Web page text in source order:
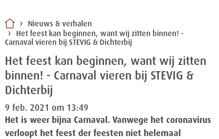
Nieuws & verhalen
Het feest kan beginnen, want wij zitten binnen! -
Carnaval vieren bij STEVIG & Dichterbij
Het feest kan beginnen, want wij zitten
binnen! - Carnaval vieren bij STEVIG &
Dichterbij
9 feb. 2021 om 13:49
Het is weer bijna Carnaval. Vanwege het coronavirus
verloopt het feest der feesten niet helemaal